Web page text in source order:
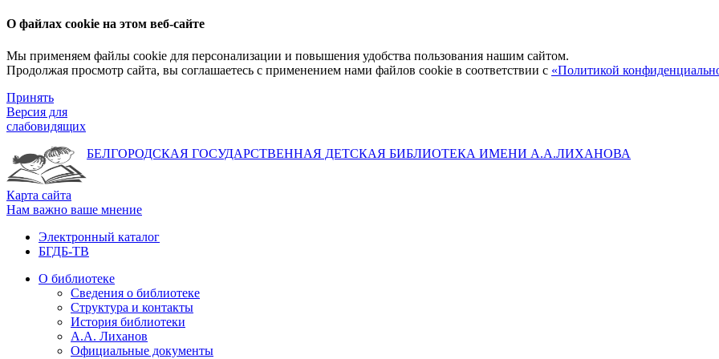
О файлах cookie на этом веб-сайте
Мы применяем файлы cookie для персонализации и повышения удобства пользования нашим сайтом.
Продолжая просмотр сайта, вы соглашаетесь с применением нами файлов cookie в соответствии с «Политикой
Принять
Версия для
слабовидящих
БЕЛГОРОДСКАЯ ГОСУДАРСТВЕННАЯ ДЕТСКАЯ БИБЛИОТЕКА ИМЕНИ А.А.ЛИХАНОВА
Карта сайта
Нам важно ваше мнение
Электронный каталог
БГДБ-ТВ
О библиотеке
Сведения о библиотеке
Структура и контакты
История библиотеки
А.А. Лиханов
Официальные документы